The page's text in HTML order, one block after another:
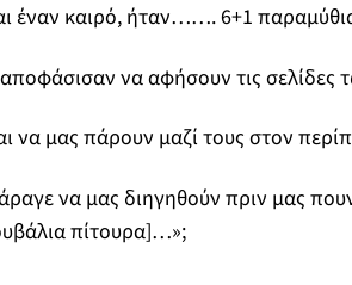
έναν καιρό, ήταν……. 6+1
να αφήσουν τις
να μας πάρουν μαζί τους στον
να μας διηγηθούν πριν μας
πίτουρα]…»;